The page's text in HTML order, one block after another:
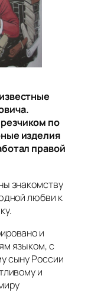
по
изделия
правой
знакомству
любви к
и
языком, с
сыну России
и